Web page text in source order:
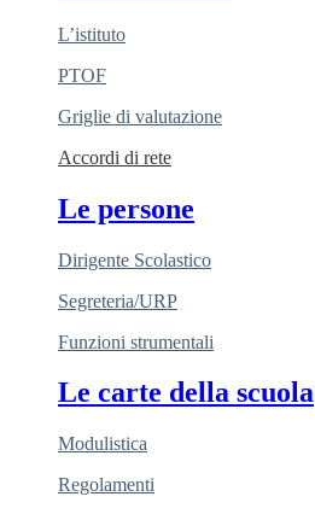
L’istituto
PTOF
Griglie di valutazione
Accordi di rete
Le persone
Dirigente Scolastico
Segreteria/URP
Funzioni strumentali
Le carte della scuola
Modulistica
Regolamenti